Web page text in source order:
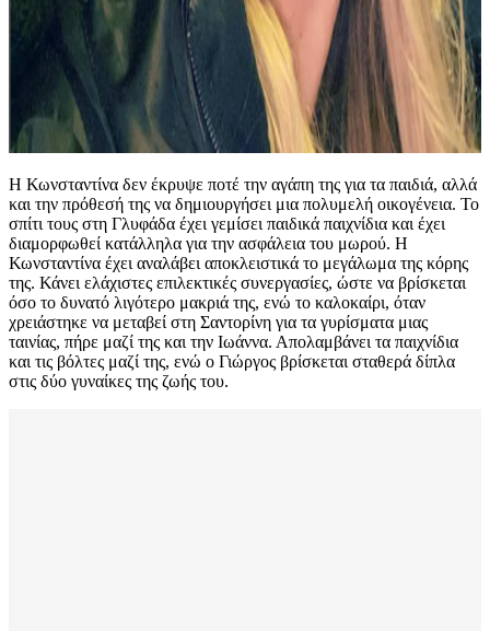
Η Κωνσταντίνα δεν έκρυψε ποτέ την αγάπη της για τα παιδιά, αλλά
και την πρόθεσή της να δημιουργήσει μια πολυμελή οικογένεια. Το
σπίτι τους στη Γλυφάδα έχει γεμίσει παιδικά παιχνίδια και έχει
διαμορφωθεί κατάλληλα για την ασφάλεια του μωρού. Η
Κωνσταντίνα έχει αναλάβει αποκλειστικά το μεγάλωμα της κόρης
της. Κάνει ελάχιστες επιλεκτικές συνεργασίες, ώστε να βρίσκεται
όσο το δυνατό λιγότερο μακριά της, ενώ το καλοκαίρι, όταν
χρειάστηκε να μεταβεί στη Σαντορίνη για τα γυρίσματα μιας
ταινίας, πήρε μαζί της και την Ιωάννα. Απολαμβάνει τα παιχνίδια
και τις βόλτες μαζί της, ενώ ο Γιώργος βρίσκεται σταθερά δίπλα
στις δύο γυναίκες της ζωής του.